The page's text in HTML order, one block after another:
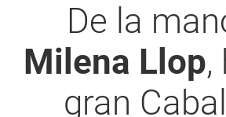
De la
Milena Llop,
gran